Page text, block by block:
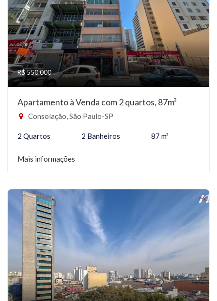
R$ 550.000
Apartamento à Venda com 2 quartos, 87m²
Consolação, São Paulo-SP
2 Quartos 2 Banheiros 87 m²
Mais informações